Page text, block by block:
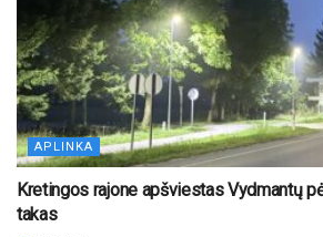
APLINKA
Kretingos rajone apšviestas Vydmantų
takas